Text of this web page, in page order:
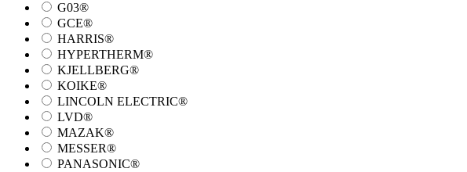
G03®
GCE®
HARRIS®
HYPERTHERM®
KJELLBERG®
KOIKE®
LINCOLN ELECTRIC®
LVD®
MAZAK®
MESSER®
PANASONIC®